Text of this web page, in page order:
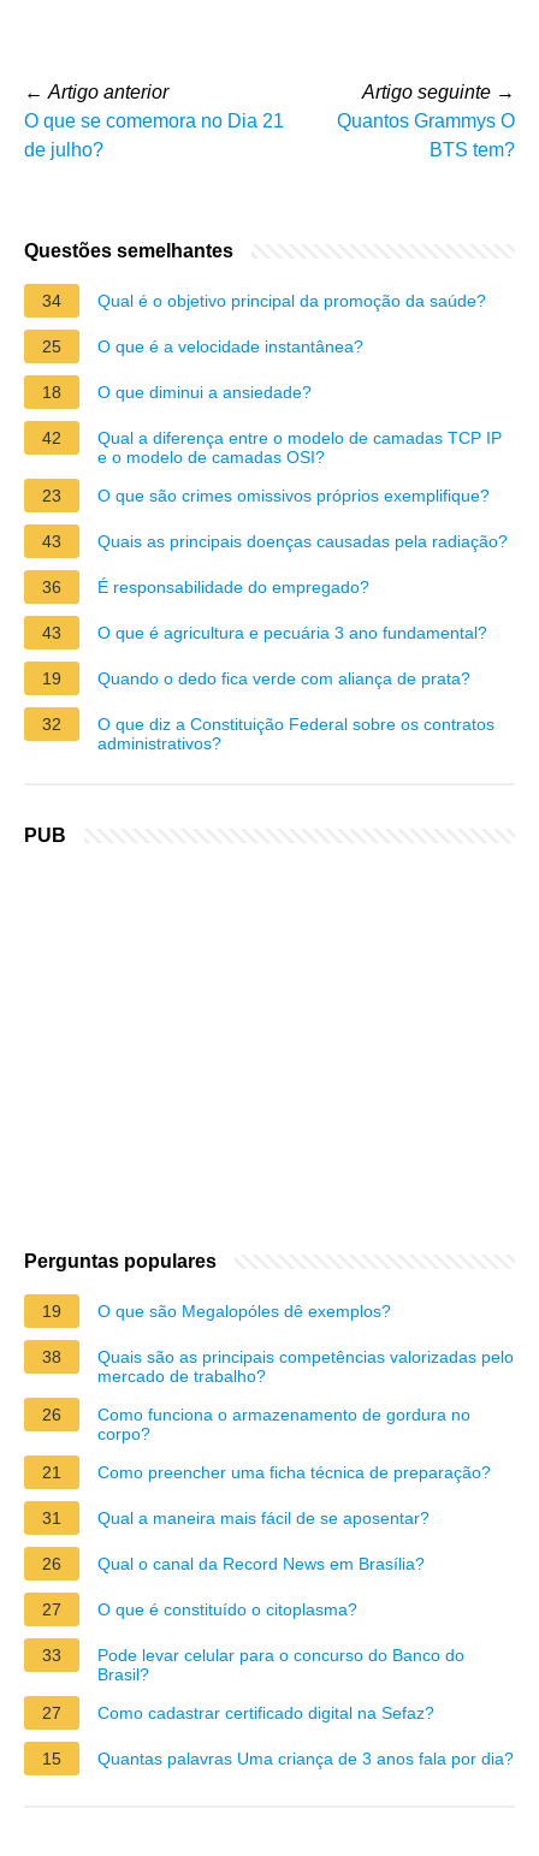
← Artigo anterior
O que se comemora no Dia 21
de julho?
Artigo seguinte →
Quantos Grammys O
BTS tem?
Questões semelhantes
34 Qual é o objetivo principal da promoção da saúde?
25 O que é a velocidade instantânea?
18 O que diminui a ansiedade?
42
Qual a diferença entre o modelo de camadas TCP IP
e o modelo de camadas OSI?
23
O que são crimes omissivos próprios exemplifique?
43 Quais as principais doenças causadas pela radiação?
36 É responsabilidade do empregado?
43 O que é agricultura e pecuária 3 ano fundamental?
19 Quando o dedo fica verde com aliança de prata?
32
O que diz a Constituição Federal sobre os contratos
administrativos?
PUB
Perguntas populares
19 O que são Megalopóles dê exemplos?
38
Quais são as principais competências valorizadas pelo
mercado de trabalho?
26
Como funciona o armazenamento de gordura no
corpo?
21
Como preencher uma ficha técnica de preparação?
31 Qual a maneira mais fácil de se aposentar?
26 Qual o canal da Record News em Brasília?
27 O que é constituído o citoplasma?
33
Pode levar celular para o concurso do Banco do
Brasil?
27
Como cadastrar certificado digital na Sefaz?
15 Quantas palavras Uma criança de 3 anos fala por dia?